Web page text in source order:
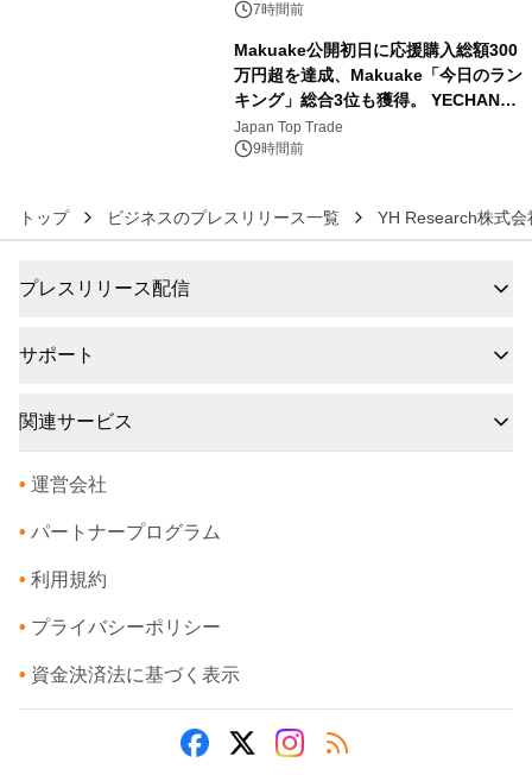
BEYOND POSSIBILITY ―』を上映！
7時間前
Makuake公開初日に応援購入総額300
万円超を達成、Makuake「今日のラン
キング」総合3位も獲得。 YECHAN音
浴シンギングボウル第2弾の大型サイ
ズ（XL・2XL・3XL）を先行販売中
Japan Top Trade
9時間前
トップ ビジネスのプレスリリース一覧 YH Research株式会
プレスリリース配信
サポート
関連サービス
• 運営会社
• パートナープログラム
• 利用規約
• プライバシーポリシー
• 資金決済法に基づく表示